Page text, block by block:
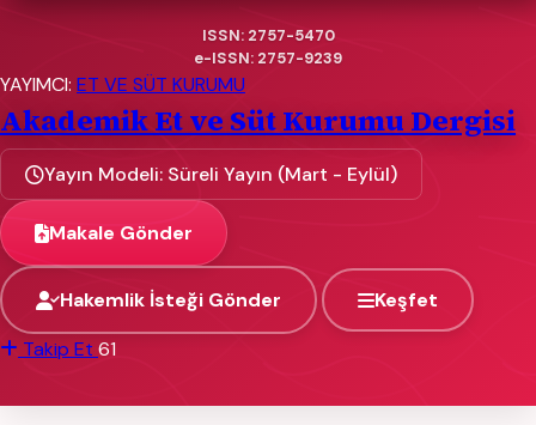
ISSN: 2757-5470
e-ISSN: 2757-9239
YAYIMCI: ET VE SÜT KURUMU
Akademik Et ve Süt Kurumu Dergisi
Yayın Modeli: Süreli Yayın (Mart - Eylül)
Makale Gönder
Hakemlik İsteği Gönder
Keşfet
Takip Et 61